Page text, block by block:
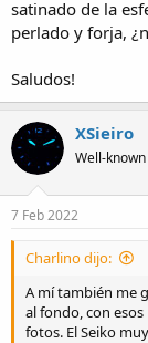
satinado de la
perlado y forja,
Saludos!
XSieiro
Well-
7 Feb 2022
Charlino dijo:
A mí también me
al fondo, con
fotos. El Seiko